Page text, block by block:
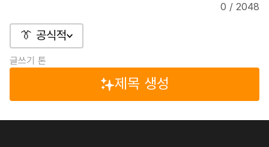
0 / 2048
👔 공식적
글쓰기 톤
제목 생성